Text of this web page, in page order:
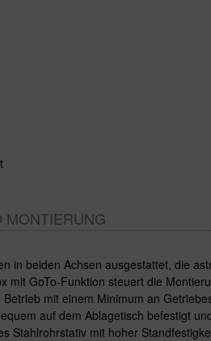
MONTIERUNG
in beiden Achsen ausgestattet, die
mit GoTo-Funktion steuert die
mit einem Minimum an
auf dem Ablagetisch befestigt
Stahlrohrstativ mit hoher